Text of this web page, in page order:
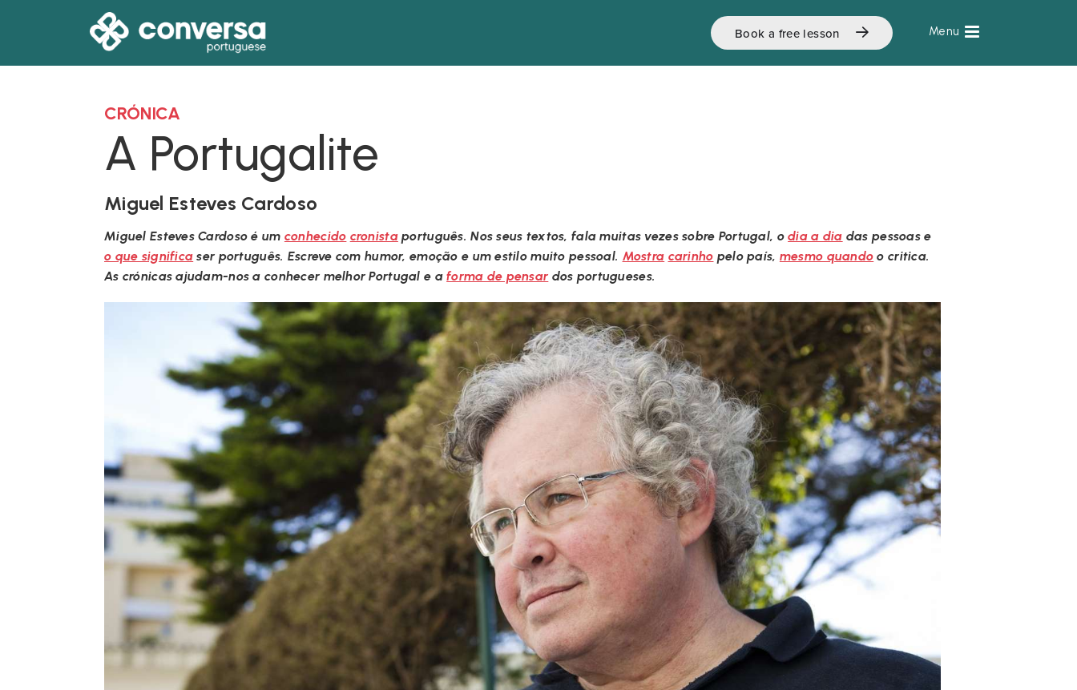
Book a free lesson
CRÓNICA
A Portugalite
Miguel Esteves Cardoso
Miguel Esteves Cardoso é um conhecido cronistaportuguês. Nos seus textos, fala muitas vezes sobre Portugal, odia a dia das pessoas e
o que significa ser português. Escreve com humor, emoção e um estilo muito pessoal. Mostra carinho pelo país, mesmo quando o critica.
As crónicas ajudam-nos a conhecer melhor Portugal e aforma de pensar dos portugueses.